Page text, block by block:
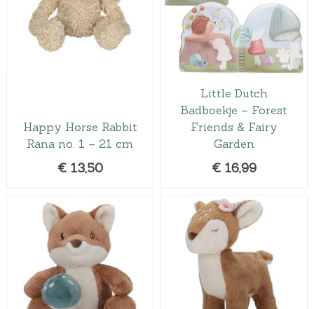
Happy Horse Rabbit
Rana no. 1 – 21 cm
€ 13,50
Little Dutch
Badboekje – Forest
Friends & Fairy
Garden
€ 16,99